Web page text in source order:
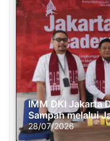
IMM DKI Jakarta
Sampah melalui
28/07/2026